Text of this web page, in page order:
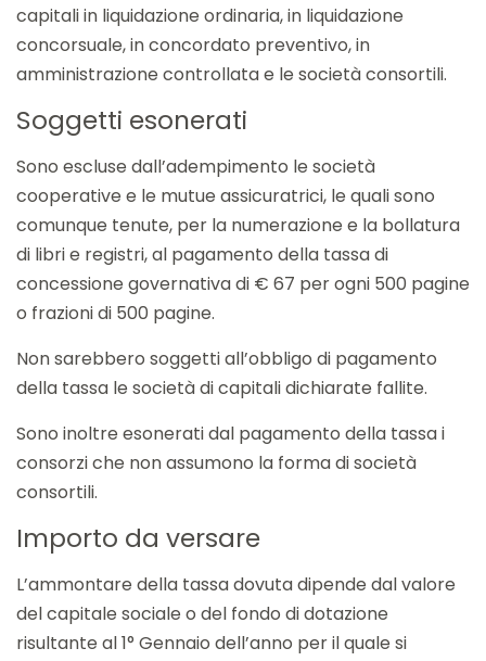
capitali in liquidazione ordinaria, in liquidazione
concorsuale, in concordato preventivo, in
amministrazione controllata e le società consortili.
Soggetti esonerati
Sono escluse dall’adempimento le società
cooperative e le mutue assicuratrici, le quali sono
comunque tenute, per la numerazione e la bollatura
di libri e registri, al pagamento della tassa di
concessione governativa di € 67 per ogni 500 pagine
o frazioni di 500 pagine.
Non sarebbero soggetti all’obbligo di pagamento
della tassa le società di capitali dichiarate fallite.
Sono inoltre esonerati dal pagamento della tassa i
consorzi che non assumono la forma di società
consortili.
Importo da versare
L’ammontare della tassa dovuta dipende dal valore
del capitale sociale o del fondo di dotazione
risultante al 1° Gennaio dell’anno per il quale si